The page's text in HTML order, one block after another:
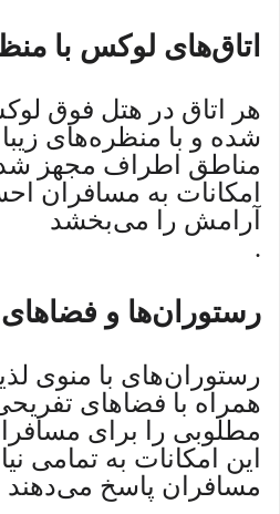
اتاق‌های لوکس با
هر اتاق در هتل فوق
شده و با منظره‌های
مناطق اطراف مجهز
امکانات به مسافران
آرامش را می‌بخشد
.
رستوران‌ها و
رستوران‌های با منوی
همراه با فضاهای
مطلوبی را برای
این امکانات به تمامی
مسافران پاسخ می‌دهند